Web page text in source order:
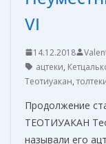
VI
14.12.2018
ацтеки,
Теотиуакан,
Продолжение
ТЕОТИУАКАН
называли его